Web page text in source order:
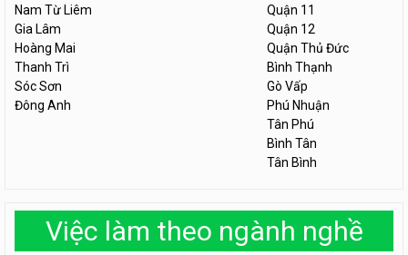
Nam Từ Liêm
Gia Lâm
Hoàng Mai
Thanh Trì
Sóc Sơn
Đông Anh
Quận 11
Quận 12
Quận Thủ Đức
Bình Thạnh
Gò Vấp
Phú Nhuận
Tân Phú
Bình Tân
Tân Bình
Việc làm theo ngành nghề